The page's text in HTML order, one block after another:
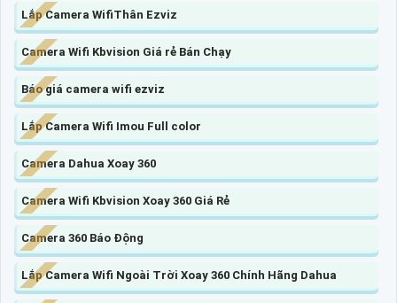
Lắp Camera WifiThân Ezviz
Camera Wifi Kbvision Giá rẻ Bán Chạy
Báo giá camera wifi ezviz
Lắp Camera Wifi Imou Full color
Camera Dahua Xoay 360
Camera Wifi Kbvision Xoay 360 Giá Rẻ
Camera 360 Báo Động
Lắp Camera Wifi Ngoài Trời Xoay 360 Chính Hãng Dahua